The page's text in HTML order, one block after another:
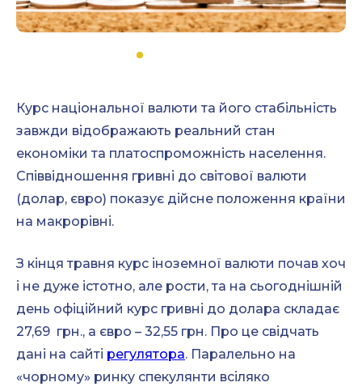
Курс національної валюти та його стабільність
завжди відображають реальний стан
економіки та платоспроможність населення.
Співвідношення гривні до світової валюти
(долар, євро) показує дійсне положення країни
на макрорівні.
З кінця травня курс іноземної валюти почав хоч
і не дуже істотно, але рости, та на сьогоднішній
день офіційний курс гривні до долара складає
27,69 грн., а євро – 32,55 грн. Про це свідчать
дані на сайті регулятора. Паралельно на
«чорному» ринку спекулянти всіляко